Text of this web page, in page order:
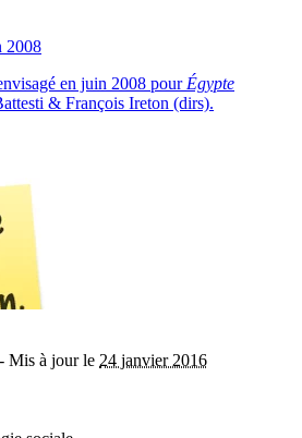
2008
en juin 2008 pour Égypte
& François Ireton (dirs).
- Mis à jour le 24 janvier 2016